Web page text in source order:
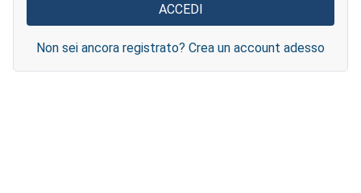
Non sei ancora registrato? Crea un account adesso